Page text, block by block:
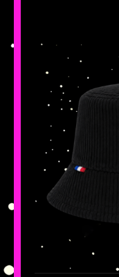
plusieurs
variations.
Les
options
peuvent
être
page
du
produit